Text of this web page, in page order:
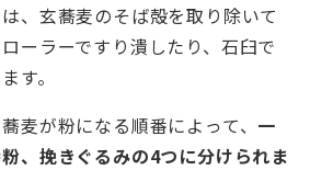
、玄蕎麦のそば殻を取り除いて
ーラーですり潰したり、石臼で
す。
麦が粉になる順番によって、 一
、挽きぐるみの4つに分けられま